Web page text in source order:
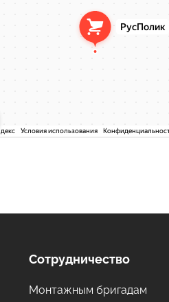
Сотрудничество
Монтажным бригадам